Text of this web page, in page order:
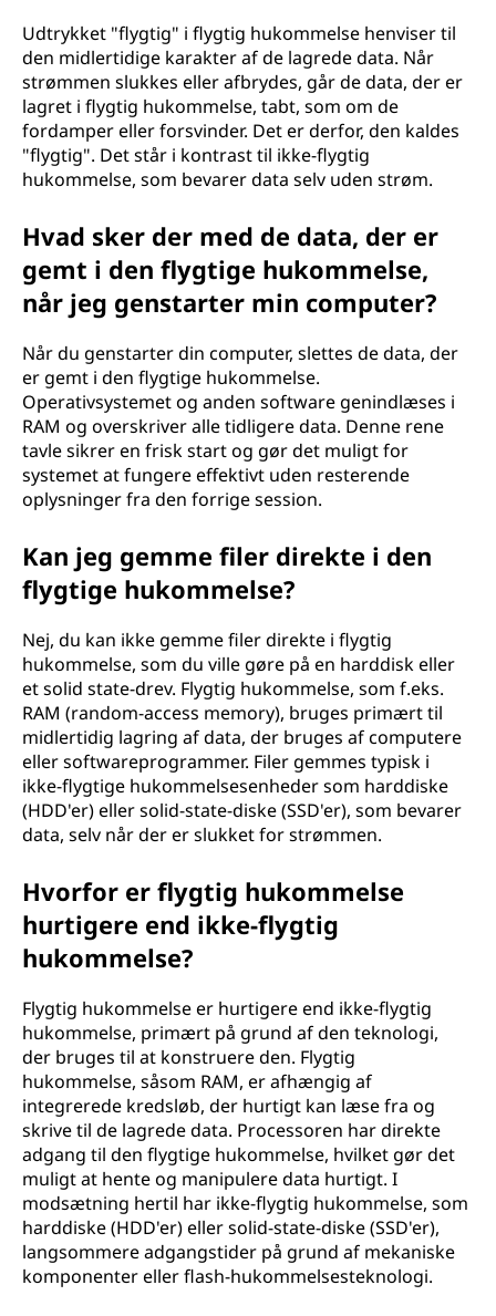
Udtrykket "flygtig" i flygtig hukommelse henviser til
den midlertidige karakter af de lagrede data. Når
strømmen slukkes eller afbrydes, går de data, der er
lagret i flygtig hukommelse, tabt, som om de
fordamper eller forsvinder. Det er derfor, den kaldes
"flygtig". Det står i kontrast til ikke-flygtig
hukommelse, som bevarer data selv uden strøm.
Hvad sker der med de data, der er
gemt i den flygtige hukommelse,
når jeg genstarter min computer?
Når du genstarter din computer, slettes de data, der
er gemt i den flygtige hukommelse.
Operativsystemet og anden software genindlæses i
RAM og overskriver alle tidligere data. Denne rene
tavle sikrer en frisk start og gør det muligt for
systemet at fungere effektivt uden resterende
oplysninger fra den forrige session.
Kan jeg gemme filer direkte i den
flygtige hukommelse?
Nej, du kan ikke gemme filer direkte i flygtig
hukommelse, som du ville gøre på en harddisk eller
et solid state-drev. Flygtig hukommelse, som f.eks.
RAM (random-access memory), bruges primært til
midlertidig lagring af data, der bruges af computere
eller softwareprogrammer. Filer gemmes typisk i
ikke-flygtige hukommelsesenheder som harddiske
(HDD'er) eller solid-state-diske (SSD'er), som bevarer
data, selv når der er slukket for strømmen.
Hvorfor er flygtig hukommelse
hurtigere end ikke-flygtig
hukommelse?
Flygtig hukommelse er hurtigere end ikke-flygtig
hukommelse, primært på grund af den teknologi,
der bruges til at konstruere den. Flygtig
hukommelse, såsom RAM, er afhængig af
integrerede kredsløb, der hurtigt kan læse fra og
skrive til de lagrede data. Processoren har direkte
adgang til den flygtige hukommelse, hvilket gør det
muligt at hente og manipulere data hurtigt. I
modsætning hertil har ikke-flygtig hukommelse, som
harddiske (HDD'er) eller solid-state-diske (SSD'er),
langsommere adgangstider på grund af mekaniske
komponenter eller flash-hukommelsesteknologi.